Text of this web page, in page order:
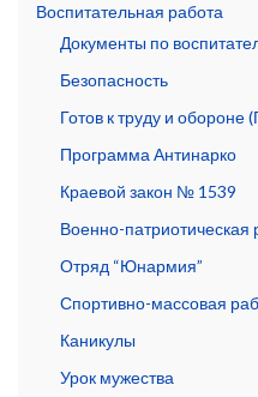
Воспитательная работа
Документы по
Безопасность
Готов к труду и обороне
Программа Антинарко
Краевой закон № 1539
Военно-патриотическая
Отряд “Юнармия”
Спортивно-массовая
Каникулы
Урок мужества